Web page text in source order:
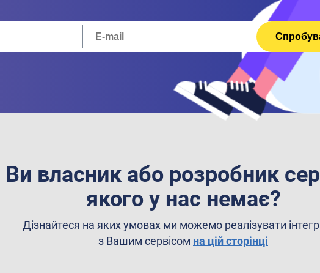
Ви власник або розробник
якого у нас немає?
Дізнайтеся на яких умовах ми можемо реалізувати
з Вашим сервісом на цій сторінці